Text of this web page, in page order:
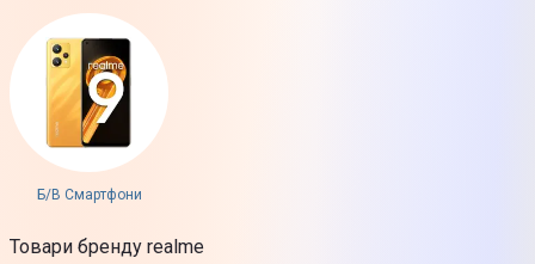
Б/В Смартфони
Товари бренду realme